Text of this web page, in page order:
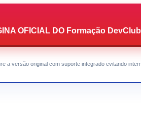
OFICIAL DO Formação
a versão original com suporte integrado evitando